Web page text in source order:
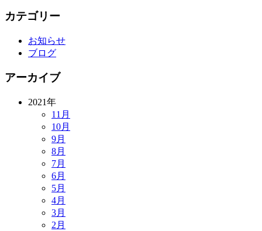
カテゴリー
お知らせ
ブログ
アーカイブ
2021年
11月
10月
9月
8月
7月
6月
5月
4月
3月
2月